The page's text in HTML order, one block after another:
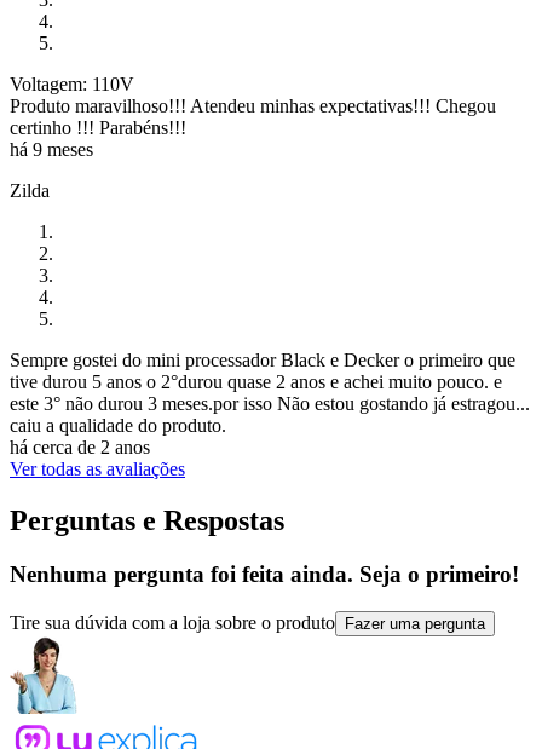
Voltagem: 110V
Produto maravilhoso!!! Atendeu minhas expectativas!!! Chegou
certinho !!! Parabéns!!!
há 9 meses
Zilda
Sempre gostei do mini processador Black e Decker o primeiro que
tive durou 5 anos o 2°durou quase 2 anos e achei muito pouco. e
este 3° não durou 3 meses.por isso Não estou gostando já estragou...
caiu a qualidade do produto.
há cerca de 2 anos
Ver todas as avaliações
Perguntas e Respostas
Nenhuma pergunta foi feita ainda. Seja o primeiro!
Tire sua dúvida com a loja sobre o produto Fazer uma pergunta